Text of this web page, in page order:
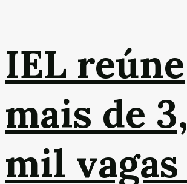
IEL reúne
mais de
mil vagas